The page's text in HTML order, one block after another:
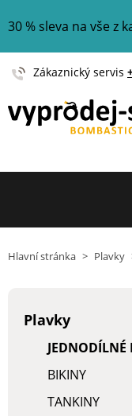
30 % sleva na vše z
Zákaznický servis
Hlavní stránka > Plavky
Plavky
JEDNODÍLNÉ
BIKINY
TANKINY